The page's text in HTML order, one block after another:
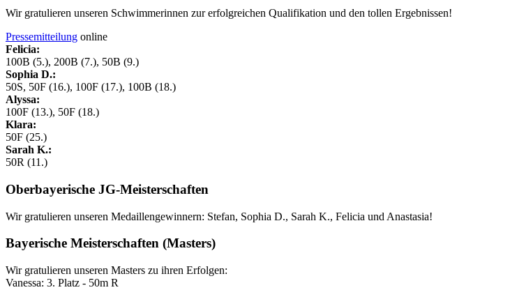
Wir gratulieren unseren Schwimmerinnen zur erfolgreichen Qualifikation und den tollen Ergebnissen!
Pressemitteilung online
Felicia:
100B (5.), 200B (7.), 50B (9.)
Sophia D.:
50S, 50F (16.), 100F (17.), 100B (18.)
Alyssa:
100F (13.), 50F (18.)
Klara:
50F (25.)
Sarah K.:
50R (11.)
Oberbayerische JG-Meisterschaften
Wir gratulieren unseren Medaillengewinnern: Stefan, Sophia D., Sarah K., Felicia und Anastasia!
Bayerische Meisterschaften (Masters)
Wir gratulieren unseren Masters zu ihren Erfolgen:
Vanessa: 3. Platz - 50m R